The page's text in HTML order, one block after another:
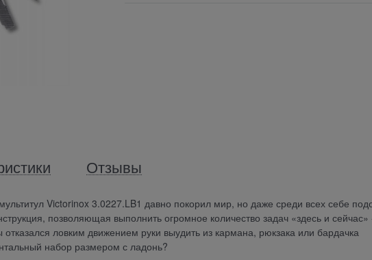
Отзывы
Victorinox 3.0227.LB1 давно покорил мир, но даже среди всех себе
позволяющая выполнить огромное количество задач «здесь и сейчас»
ловким движением руки выудить из кармана, рюкзака или бардачка
набор размером с ладонь?